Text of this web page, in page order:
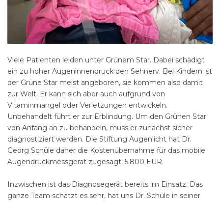
Viele Patienten leiden unter Grünem Star. Dabei schädigt
ein zu hoher Augeninnendruck den Sehnerv. Bei Kindern ist
der Grüne Star meist angeboren, sie kommen also damit
zur Welt. Er kann sich aber auch aufgrund von
Vitaminmangel oder Verletzungen entwickeln.
Unbehandelt führt er zur Erblindung. Um den Grünen Star
von Anfang an zu behandeln, muss er zunächst sicher
diagnostiziert werden. Die Stiftung Augenlicht hat Dr.
Georg Schüle daher die Kostenübernahme für das mobile
Augendruckmessgerät zugesagt: 5.800 EUR.
Inzwischen ist das Diagnosegerät bereits im Einsatz. Das
ganze Team schätzt es sehr, hat uns Dr. Schüle in seiner